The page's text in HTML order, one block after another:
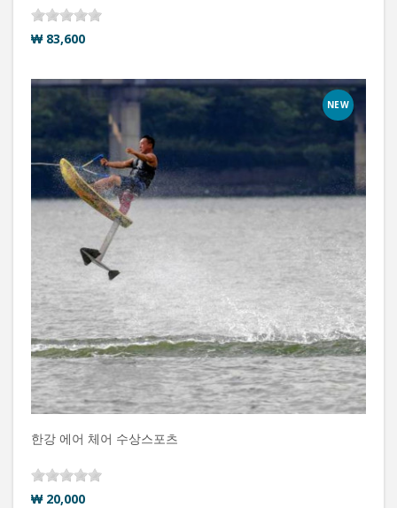
₩ 83,600
NEW
한강 에어 체어 수상스포츠
₩ 20,000